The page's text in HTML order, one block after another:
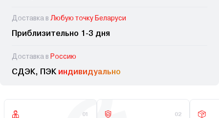
Доставка в Любую точку Беларуси
Приблизительно 1-3 дня
Доставка в Россию
СДЭК, ПЭК индивидуально
01 02